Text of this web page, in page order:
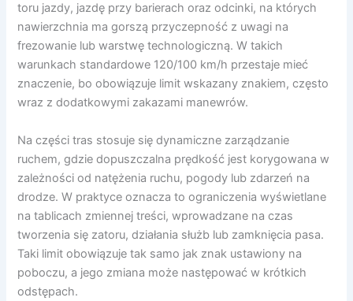
toru jazdy, jazdę przy barierach oraz odcinki, na których
nawierzchnia ma gorszą przyczepność z uwagi na
frezowanie lub warstwę technologiczną. W takich
warunkach standardowe 120/100 km/h przestaje mieć
znaczenie, bo obowiązuje limit wskazany znakiem, często
wraz z dodatkowymi zakazami manewrów.
Na części tras stosuje się dynamiczne zarządzanie
ruchem, gdzie dopuszczalna prędkość jest korygowana w
zależności od natężenia ruchu, pogody lub zdarzeń na
drodze. W praktyce oznacza to ograniczenia wyświetlane
na tablicach zmiennej treści, wprowadzane na czas
tworzenia się zatoru, działania służb lub zamknięcia pasa.
Taki limit obowiązuje tak samo jak znak ustawiony na
poboczu, a jego zmiana może następować w krótkich
odstępach.